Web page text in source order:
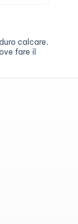
calcare.
fare il